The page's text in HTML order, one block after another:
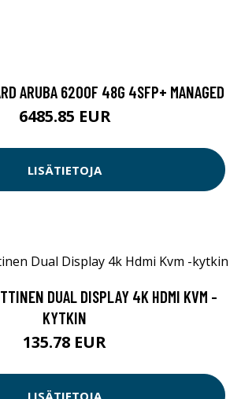
ARUBA 6200F 48G 4SFP+ MANAGED
6485.85 EUR
LISÄTIETOJA
DUAL DISPLAY 4K HDMI KVM -
KYTKIN
135.78 EUR
LISÄTIETOJA